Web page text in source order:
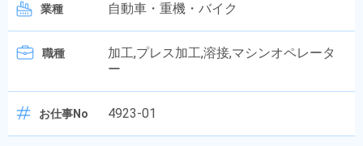
業種 自動車・重機・バイク
職種
加工,プレス加工,溶接,マシンオペレータ
ー
お仕事No 4923-01